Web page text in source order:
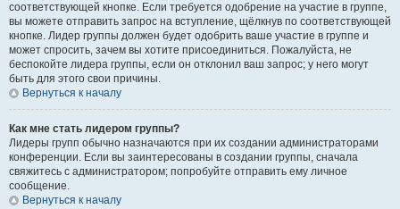
соответствующей кнопке. Если требуется одобрение на участие в группе,
вы можете отправить запрос на вступление, щёлкнув по соответствующей
кнопке. Лидер группы должен будет одобрить ваше участие в группе и
может спросить, зачем вы хотите присоединиться. Пожалуйста, не
беспокойте лидера группы, если он отклонил ваш запрос; у него могут
быть для этого свои причины.
Вернуться к началу
Как мне стать лидером группы?
Лидеры групп обычно назначаются при их создании администраторами
конференции. Если вы заинтересованы в создании группы, сначала
свяжитесь с администратором; попробуйте отправить ему личное
сообщение.
Вернуться к началу